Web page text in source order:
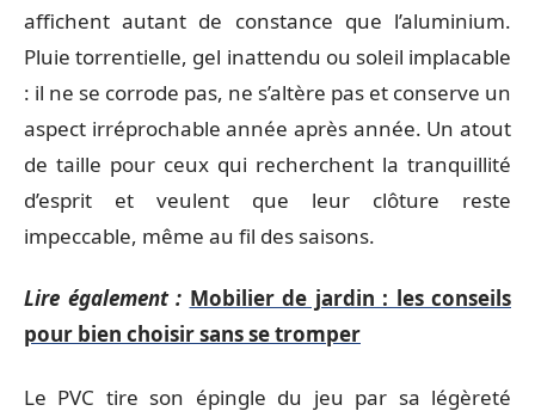
affichent autant de constance que l’aluminium.
Pluie torrentielle, gel inattendu ou soleil implacable
: il ne se corrode pas, ne s’altère pas et conserve un
aspect irréprochable année après année. Un atout
de taille pour ceux qui recherchent la tranquillité
d’esprit et veulent que leur clôture reste
impeccable, même au fil des saisons.
Lire également : Mobilier de jardin : les conseils
pour bien choisir sans se tromper
Le PVC tire son épingle du jeu par sa légèreté